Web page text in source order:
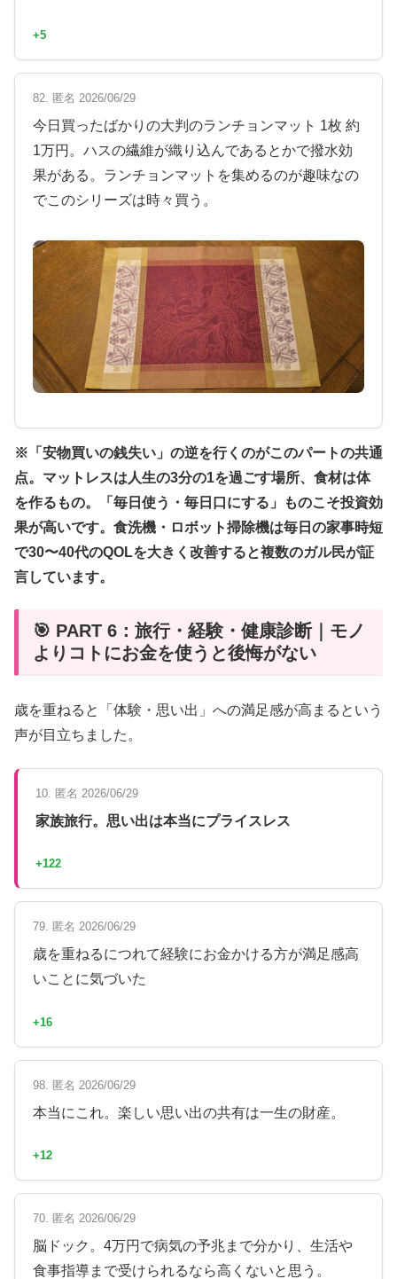
+5
82. 匿名 2026/06/29
今日買ったばかりの大判のランチョンマット 1枚 約
1万円。ハスの繊維が織り込んであるとかで撥水効
果がある。ランチョンマットを集めるのが趣味なの
でこのシリーズは時々買う。
※「安物買いの銭失い」の逆を行くのがこのパートの共通
点。マットレスは人生の3分の1を過ごす場所、食材は体
を作るもの。「毎日使う・毎日口にする」ものこそ投資効
果が高いです。食洗機・ロボット掃除機は毎日の家事時短
で30〜40代のQOLを大きく改善すると複数のガル民が証
言しています。
🎯 PART 6：旅行・経験・健康診断｜モノ
よりコトにお金を使うと後悔がない
歳を重ねると「体験・思い出」への満足感が高まるという
声が目立ちました。
10. 匿名 2026/06/29
家族旅行。思い出は本当にプライスレス
+122
79. 匿名 2026/06/29
歳を重ねるにつれて経験にお金かける方が満足感高
いことに気づいた
+16
98. 匿名 2026/06/29
本当にこれ。楽しい思い出の共有は一生の財産。
+12
70. 匿名 2026/06/29
脳ドック。4万円で病気の予兆まで分かり、生活や
食事指導まで受けられるなら高くないと思う。